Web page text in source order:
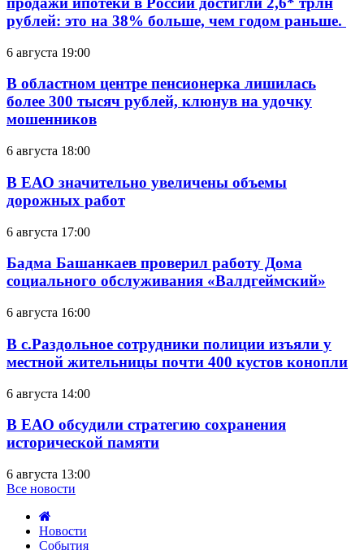
рублей: это на 38% больше, чем годом раньше.
6 августа 19:00
В областном центре пенсионерка лишилась
более 300 тысяч рублей, клюнув на удочку
мошенников
6 августа 18:00
В ЕАО значительно увеличены объемы
дорожных работ
6 августа 17:00
Бадма Башанкаев проверил работу Дома
социального обслуживания «Валдгеймский»
6 августа 16:00
В с.Раздольное сотрудники полиции изъяли у
местной жительницы почти 400 кустов конопли
6 августа 14:00
В ЕАО обсудили стратегию сохранения
исторической памяти
6 августа 13:00
Все новости
Новости
События